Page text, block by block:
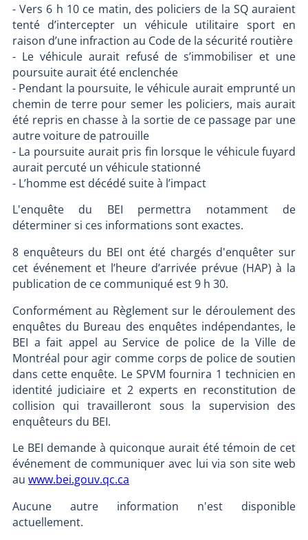
- Vers 6 h 10 ce matin, des policiers de la SQ auraient
tenté d’intercepter un véhicule utilitaire sport en
raison d’une infraction au Code de la sécurité routière
- Le véhicule aurait refusé de s’immobiliser et une
poursuite aurait été enclenchée
- Pendant la poursuite, le véhicule aurait emprunté un
chemin de terre pour semer les policiers, mais aurait
été repris en chasse à la sortie de ce passage par une
autre voiture de patrouille
- La poursuite aurait pris fin lorsque le véhicule fuyard
aurait percuté un véhicule stationné
- L’homme est décédé suite à l’impact
L'enquête du BEI permettra notamment de
déterminer si ces informations sont exactes.
8 enquêteurs du BEI ont été chargés d'enquêter sur
cet événement et l’heure d’arrivée prévue (HAP) à la
publication de ce communiqué est 9 h 30.
Conformément au Règlement sur le déroulement des
enquêtes du Bureau des enquêtes indépendantes, le
BEI a fait appel au Service de police de la Ville de
Montréal pour agir comme corps de police de soutien
dans cette enquête. Le SPVM fournira 1 technicien en
identité judiciaire et 2 experts en reconstitution de
collision qui travailleront sous la supervision des
enquêteurs du BEI.
Le BEI demande à quiconque aurait été témoin de cet
événement de communiquer avec lui via son site web
au www.bei.gouv.qc.ca
Aucune autre information n'est disponible
actuellement.